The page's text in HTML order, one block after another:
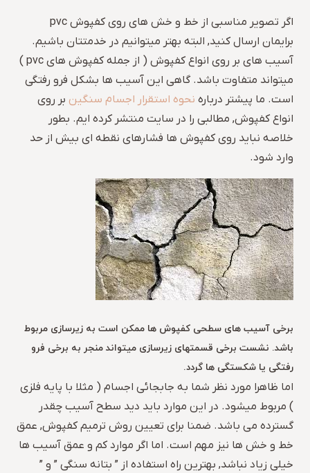
اگر تصویر مناسبی از خط و خش های روی کفپوش pvc
برایمان ارسال کنید, البته بهتر میتوانیم در خدمتتان باشیم.
آسیب های بر روی انواع کفپوش ( از جمله کفپوش های pvc )
میتواند متفاوت باشد. گاهی این آسیب ها بشکل فرو رفتگی
است. ما پیشتر درباره نحوه استقرار اجسام سنگین بر روی
انواع کفپوش, مطالبی را در سایت منتشر کرده ایم. بطور
خلاصه نباید روی کفپوش ها فشارهای نقطه ای بیش از حد
وارد شود.
برخی آسیب های سطحی کفپوش ها ممکن است به زیرسازی مربوط
باشد. نشست برخی قسمتهای زیرسازی میتواند منجر به برخی فرو
رفتگی یا شکستگی ها گردد.
اما ظاهرا مورد نظر شما به جابجائی اجسام ( مثلا با پایه فلزی
) مربوط میشود. در این موارد باید دید سطح آسیب چقدر
گسترده می باشد. ضمنا برای تعیین روش ترمیم کفپوش, عمق
خط و خش ها نیز مهم است. اما اگر موارد کم و عمق آسیب ها
خیلی زیاد نباشد, بهترین راه استفاده از ” بتانه سنگی ” و ”